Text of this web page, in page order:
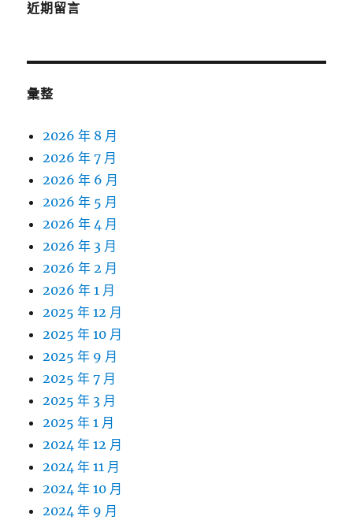
近期留言
彙整
2026 年 8 月
2026 年 7 月
2026 年 6 月
2026 年 5 月
2026 年 4 月
2026 年 3 月
2026 年 2 月
2026 年 1 月
2025 年 12 月
2025 年 10 月
2025 年 9 月
2025 年 7 月
2025 年 3 月
2025 年 1 月
2024 年 12 月
2024 年 11 月
2024 年 10 月
2024 年 9 月